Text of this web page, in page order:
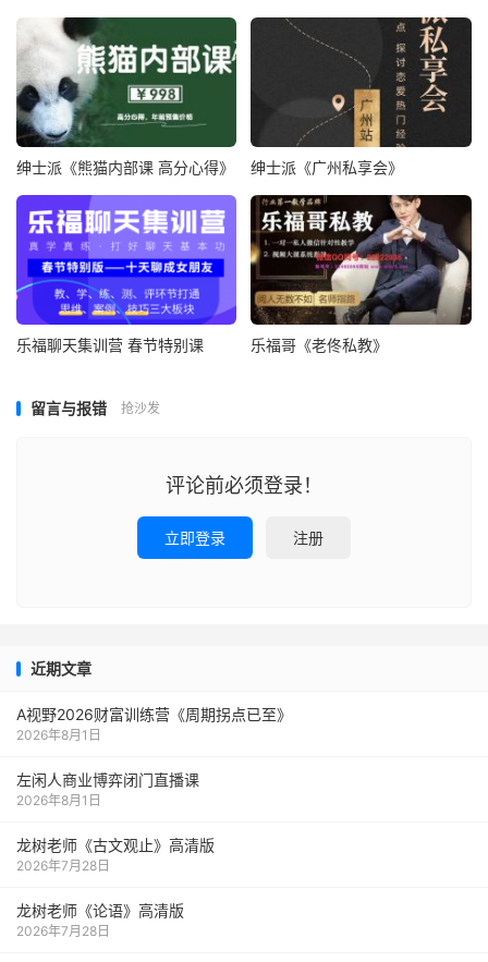
绅士派《熊猫内部课 高分心得》 绅士派《广州私享会》
乐福聊天集训营 春节特别课 乐福哥《老佟私教》
留言与报错 抢沙发
评论前必须登录！
立即登录 注册
近期文章
A视野2026财富训练营《周期拐点已至》
2026年8月1日
左闲人商业博弈闭门直播课
2026年8月1日
龙树老师《古文观止》高清版
2026年7月28日
龙树老师《论语》高清版
2026年7月28日